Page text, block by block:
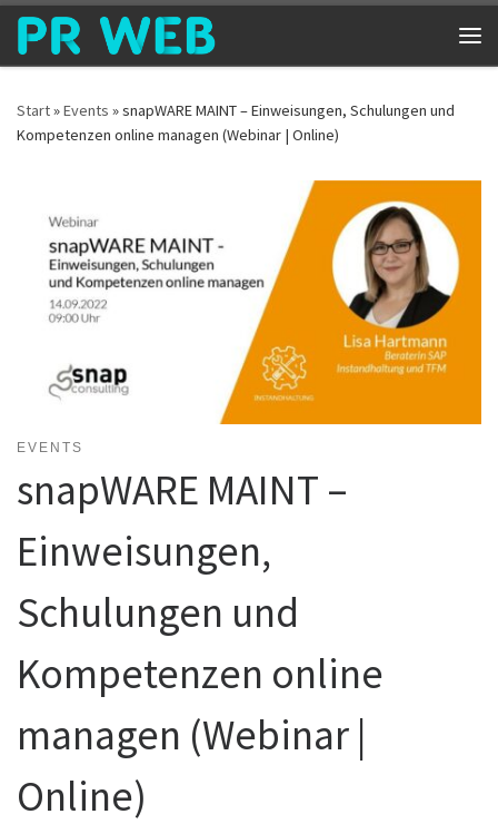
Zum Inhalt springen
Start»Events »snapWARE MAINT – Einweisungen, Schulungen und
Kompetenzen online managen (Webinar | Online)
EVENTS
snapWARE MAINT –
Einweisungen,
Schulungen und
Kompetenzen online
managen (Webinar |
Online)